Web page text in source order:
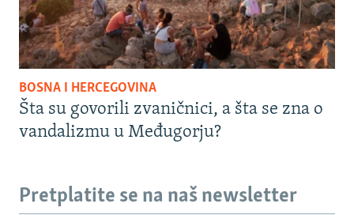
BOSNA I HERCEGOVINA
Šta su govorili zvaničnici, a šta se zna o
vandalizmu u Međugorju?
Pretplatite se na naš newsletter